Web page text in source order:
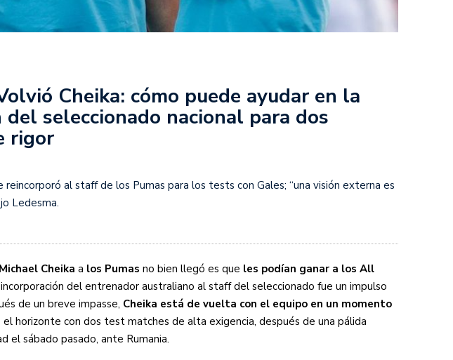
Lista de la selección masculina de Argentina para la Copa Mundial de Hockey
FIH 2026
Sudamericana
Empieza el Clausura: las diez cosas que tenés que saber
Cheika: cómo puede ayudar en la
del seleccionado nacional para dos
rigor
reincorporó al staff de los Pumas para los tests con Gales; “una visión externa es
Ledesma.
Michael Cheika a los Pumas no bien llegó es que les podían ganar a los All
incorporación del entrenador australiano al staff del seleccionado fue un impulso
de un breve impasse, Cheika está de vuelta con el equipo en un momento
el horizonte con dos test matches de alta exigencia, después de una pálida
el sábado pasado, ante Rumania.